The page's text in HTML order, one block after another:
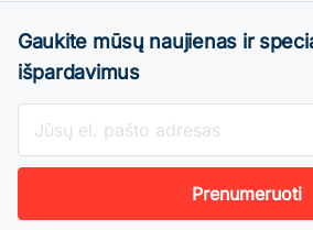
Gaukite mūsų naujienas ir
išpardavimus